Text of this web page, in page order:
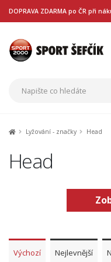
DOPRAVA ZDARMA po ČR při
Lyžování - značky Head
Head
Výchozí Nejlevnější